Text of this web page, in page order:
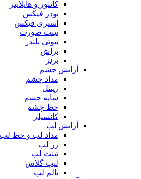
کانتور و هایلایتر
پودر فیکس
اسپری فیکس
تینت صورت
بیوتی بلندر
براش
برنز
آرایش چشم
مداد چشم
ریمل
سایه چشم
خط چشم
کانسیلر
آرایش لب
مداد لب و خط لب
رژ لب
تینت لب
لیپ گلاس
بالم لب